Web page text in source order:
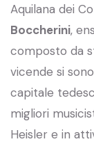
Aquilana dei
Boccherini,
composto da
vicende si
capitale
migliori
Heisler e in